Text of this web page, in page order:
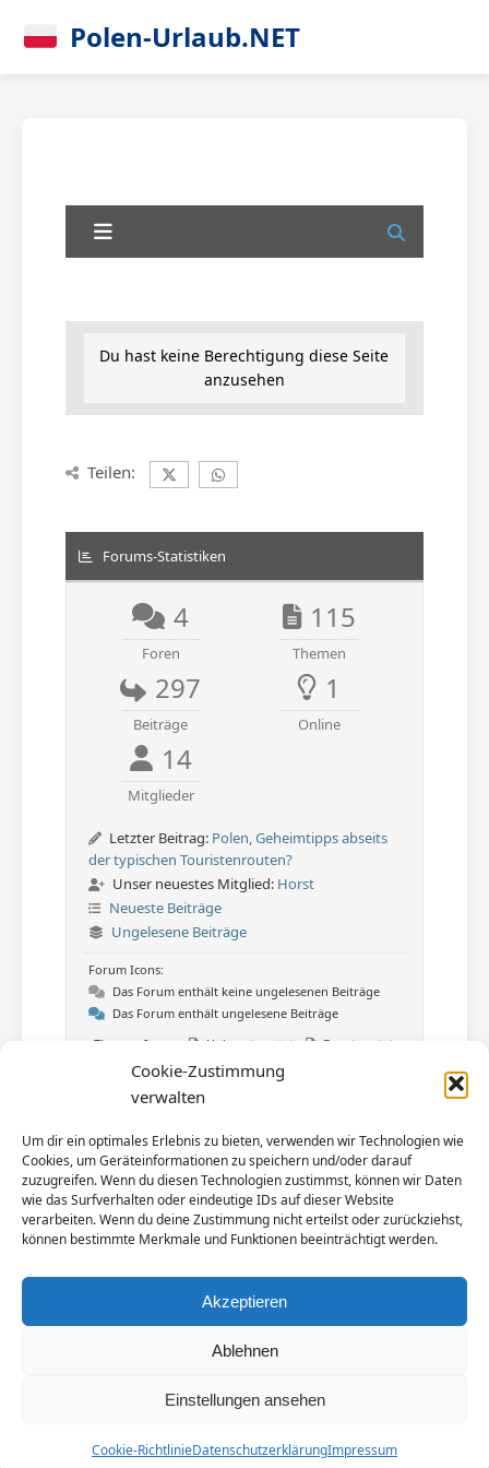
Cookie-Zustimmung
verwalten
Um dir ein optimales Erlebnis zu bieten, verwenden wir Technologien wie
Cookies, um Geräteinformationen zu speichern und/oder darauf
zuzugreifen. Wenn du diesen Technologien zustimmst, können wir Daten
wie das Surfverhalten oder eindeutige IDs auf dieser Website
verarbeiten. Wenn du deine Zustimmung nicht erteilst oder zurückziehst,
können bestimmte Merkmale und Funktionen beeinträchtigt werden.
Akzeptieren
Ablehnen
Einstellungen ansehen
Cookie-RichtlinieDatenschutzerklärungImpressum
Polen-Urlaub.NET
Du hast keine Berechtigung diese Seite
anzusehen
Teilen:
Forums-Statistiken
4
Foren
115
Themen
297
Beiträge
1
Online
14
Mitglieder
Letzter Beitrag: Polen, Geheimtipps abseits
der typischen Touristenrouten?
Unser neuestes Mitglied: Horst
Neueste Beiträge
Ungelesene Beiträge
Forum Icons:
Das Forum enthält keine ungelesenen Beiträge
Das Forum enthält ungelesene Beiträge
Themen-Icons:
Unbeantwortet
Beantwortet
Aktiv
Heiß
Oben angepinnt
Nicht genehmigt
© 2026 Polen-Urlaub.NET. Alle Rechte vorbehalten.
Impressum | Datenschutzerklärung